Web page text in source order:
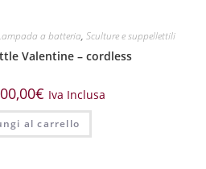
a batteria, Sculture e suppellettili
Valentine – cordless
€ Iva Inclusa
al carrello